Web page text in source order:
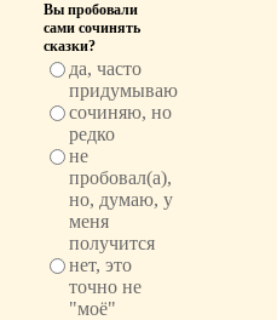
Вы пробовали
сами сочинять
сказки?
да, часто
придумываю
сочиняю, но
редко
не
пробовал(а),
но, думаю, у
меня
получится
нет, это
точно не
"моё"